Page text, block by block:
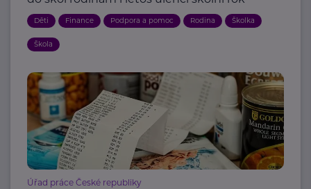
Děti Finance Podpora a pomoc Rodina Školka
Škola
Úřad práce České republiky